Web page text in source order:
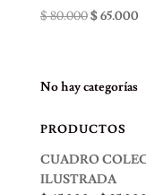
$80.000El
$ 80.000.
$65.000El
No hay categorías
PRODUCTOS
CUADRO
ILUSTRADA